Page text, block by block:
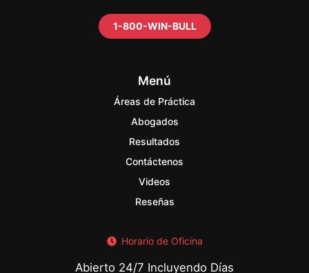
1-800-WIN-BULL
Menú
Áreas de Práctica
Abogados
Resultados
Contáctenos
Videos
Reseñas
Horario de Oficina
Abierto 24/7 Incluyendo Días